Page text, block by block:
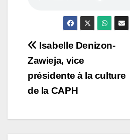
Navigation
de
l’article
Isabelle Denizon-
Zawieja, vice
présidente à la culture
de la CAPH